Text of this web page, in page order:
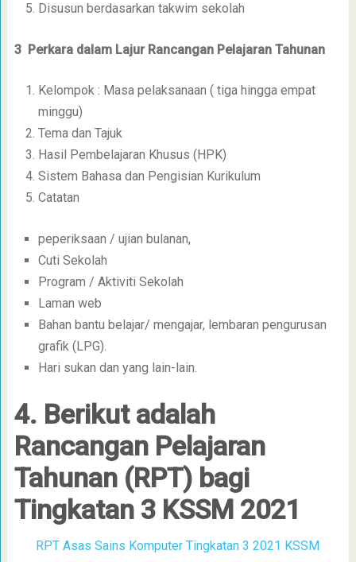
Disusun berdasarkan takwim sekolah
3 Perkara dalam Lajur Rancangan Pelajaran Tahunan
Kelompok : Masa pelaksanaan ( tiga hingga empat
minggu)
Tema dan Tajuk
Hasil Pembelajaran Khusus (HPK)
Sistem Bahasa dan Pengisian Kurikulum
Catatan
peperiksaan / ujian bulanan,
Cuti Sekolah
Program / Aktiviti Sekolah
Laman web
Bahan bantu belajar/ mengajar, lembaran pengurusan
grafik (LPG).
Hari sukan dan yang lain-lain.
4. Berikut adalah
Rancangan Pelajaran
Tahunan (RPT) bagi
Tingkatan 3 KSSM 2021
RPT Asas Sains Komputer Tingkatan 3 2021 KSSM